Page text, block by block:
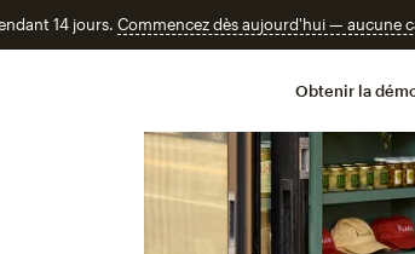
14 jours. Commencez dès aujourd'hui — aucune
Obtenir la